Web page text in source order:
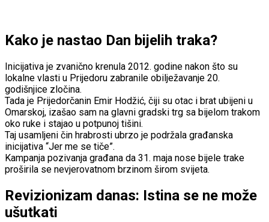
Kako je nastao Dan bijelih traka?
Inicijativa je zvanično krenula 2012. godine nakon što su
lokalne vlasti u Prijedoru zabranile obilježavanje 20.
godišnjice zločina.
Tada je Prijedorčanin Emir Hodžić, čiji su otac i brat ubijeni u
Omarskoj, izašao sam na glavni gradski trg sa bijelom trakom
oko ruke i stajao u potpunoj tišini.
Taj usamljeni čin hrabrosti ubrzo je podržala građanska
inicijativa “Jer me se tiče”.
Kampanja pozivanja građana da 31. maja nose bijele trake
proširila se nevjerovatnom brzinom širom svijeta.
Revizionizam danas: Istina se ne može
ušutkati